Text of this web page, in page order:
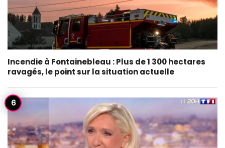
Incendie à Fontainebleau : Plus de 1 300 hectares
ravagés, le point sur la situation actuelle